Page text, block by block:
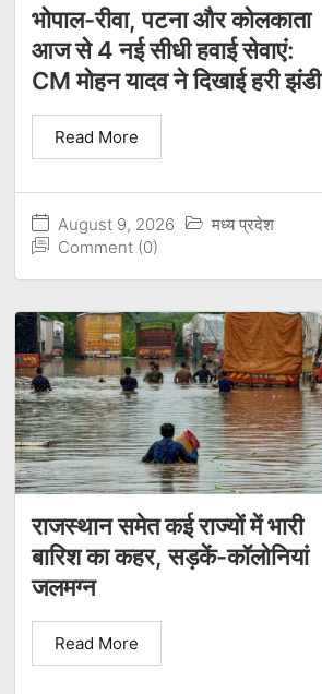
भोपाल-रीवा, पटना और कोलकाता
आज से 4 नई सीधी हवाई सेवाएं:
CM मोहन यादव ने दिखाई हरी झंडी
August 9, 2026
मध्य प्रदेश
Comment (0)
Read More
राजस्थान समेत कई राज्यों में भारी
बारिश का कहर, सड़कें-कॉलोनियां
जलमग्न
Read More